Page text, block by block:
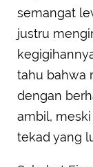
semangat
justru
tahu bahwa
dengan
ambil,
tekad yang